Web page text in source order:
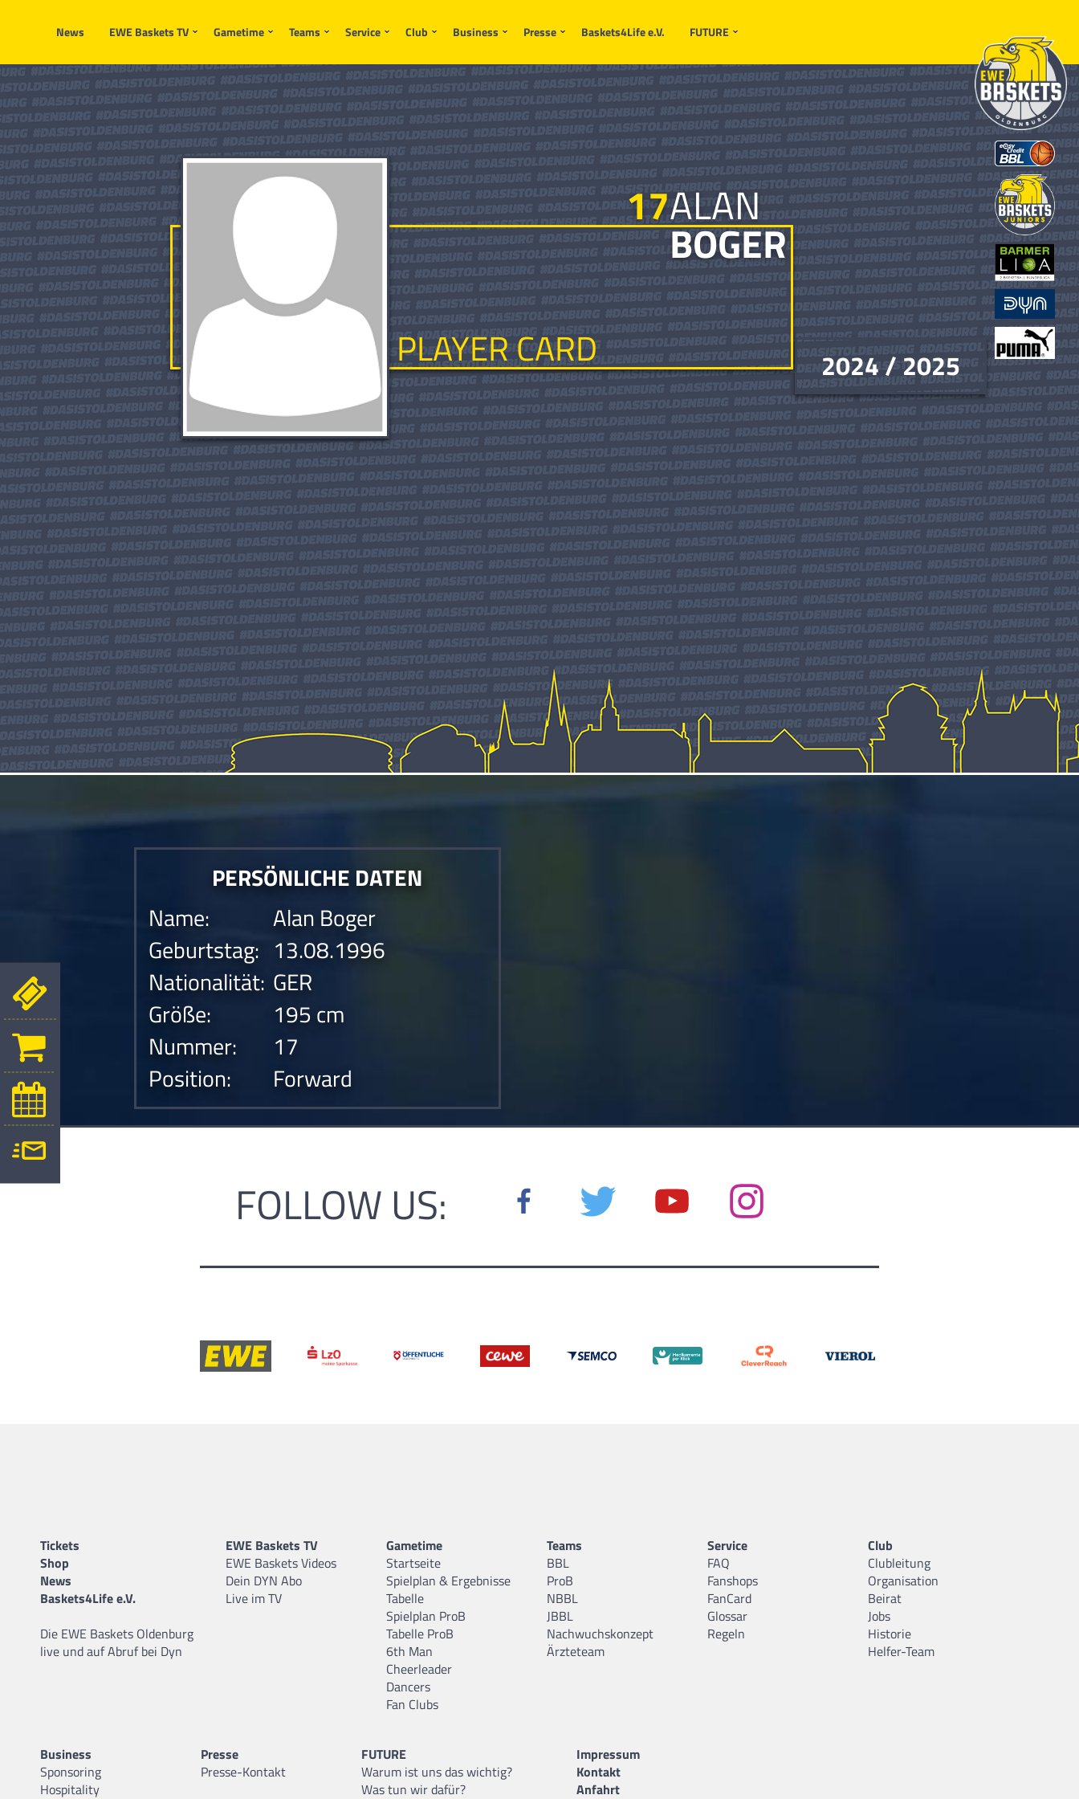
News EWE Baskets TV Gametime Teams Service Club Business Presse Baskets4Life e.V. FUTURE
17ALAN
BOGER
PLAYER CARD 2024 / 2025
PERSÖNLICHE DATEN
Name:
Alan Boger
Geburtstag: 13.08.1996
Nationalität: GER
Größe:
195 cm
Nummer:
17
Position:
Forward
FOLLOW US:
Tickets
Shop
News
Baskets4Life e.V.
Die EWE Baskets Oldenburg
live und auf Abruf bei Dyn
EWE Baskets TV
EWE Baskets Videos
Dein DYN Abo
Live im TV
Gametime
Startseite
Spielplan & Ergebnisse
Tabelle
Spielplan ProB
Tabelle ProB
6th Man
Cheerleader
Dancers
Fan Clubs
Teams
BBL
ProB
NBBL
JBBL
Nachwuchskonzept
Ärzteteam
Service
FAQ
Fanshops
FanCard
Glossar
Regeln
Club
Clubleitung
Organisation
Beirat
Jobs
Historie
Helfer-Team
Business
Sponsoring
Hospitality
Presse
Presse-Kontakt
FUTURE
Warum ist uns das wichtig?
Was tun wir dafür?
Impressum
Kontakt
Anfahrt